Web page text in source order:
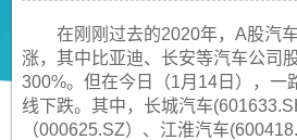
在刚刚过去的2020年，A股汽
涨，其中比亚迪、长安等汽车公司
300%。但在今日（1月14日），一
线下跌。其中，长城汽车
（000625.SZ）、江淮汽车